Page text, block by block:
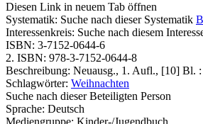
Diesen Link in neuem Tab öffnen
Systematik: Suche nach dieser Systematik
Interessenkreis: Suche nach diesem
ISBN: 3-7152-0644-6
2. ISBN: 978-3-7152-0644-8
Beschreibung: Neuausg., 1. Aufl., [10] Bl.
Schlagwörter: Weihnachten
Suche nach dieser Beteiligten Person
Sprache: Deutsch